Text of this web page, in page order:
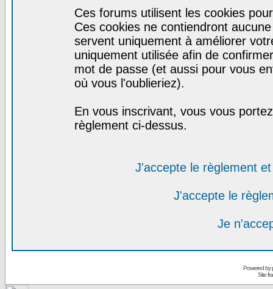
Ces forums utilisent les cookies
Ces cookies ne contiendront
servent uniquement à améliorer
uniquement utilisée afin de
mot de passe (et aussi pour vous
où vous l'oublieriez).
En vous inscrivant, vous vous
règlement ci-dessus.
J'accepte le règlement
J'accepte le
Je
Powered by
Site